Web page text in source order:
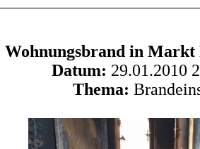
Wohnungsbrand in Markt
Datum: 29.01.2010
Thema: